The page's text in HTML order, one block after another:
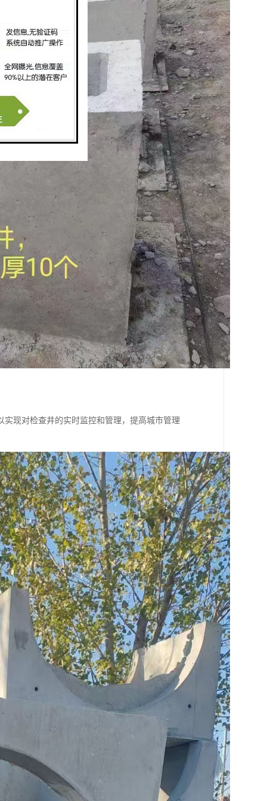
现对检查井的实时监控和管理，提高城市管理